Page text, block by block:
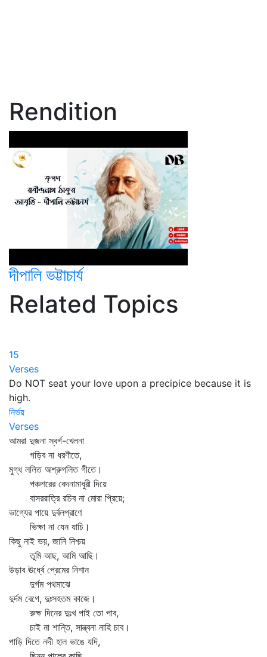
Rendition
দীপালি ভট্টাচার্য
Related Topics
15
Verses
Do NOT seat your love upon a precipice because it is
high.
নির্ভয়
Verses
আমরা দুজনা স্বর্গ-খেলনা
গড়িব না ধরণীতে,
মুগ্ধ ললিত অশ্রুগলিত গীতে।
পঞ্চশরের বেদনামাধুরী দিয়ে
বাসররাত্রি রচিব না মোরা প্রিয়ে;
ভাগ্যের পায়ে দুর্বলপ্রাণে
ভিক্ষা না যেন যাচি।
কিছু নাই ভয়, জানি নিশ্চয়
তুমি আছ, আমি আছি।
উড়াব ঊর্ধ্বে প্রেমের নিশান
দুর্গম পথমাঝে
দুর্দম বেগে, দুঃসহতম কাজে।
রুক্ষ দিনের দুঃখ পাই তো পাব,
চাই না শান্তি, সান্ত্বনা নাহি চাব।
পাড়ি দিতে নদী হাল ভাঙে যদি,